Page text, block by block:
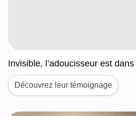
Invisible, l’adoucisseur est
Découvrez leur témoignage